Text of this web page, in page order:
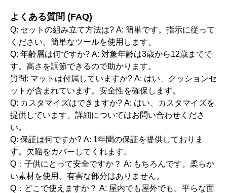
よくある質問 (FAQ)
Q: セットの組み立て方法は? A: 簡単です。指示に従って
ください。簡単なツールを使用します。
Q: 年齢層は何ですか? A: 対象年齢は3歳から12歳までで
す。高さを調節できるので助かります。
質問: マットは付属していますか? A: はい、クッションセ
ットが含まれています。安全性を確保します。
Q: カスタマイズはできますか? A: はい、カスタマイズを
提供しています。詳細についてはお問い合わせくださ
い。
Q: 保証は何ですか? A: 1年間の保証を提供しておりま
す。欠陥をカバーしてくれます。
Q：子供にとって安全ですか？ A: もちろんです。柔らか
い素材を使用。有害な部分はありません。
Q：どこで使えますか？ A: 屋内でも屋外でも。平らな面